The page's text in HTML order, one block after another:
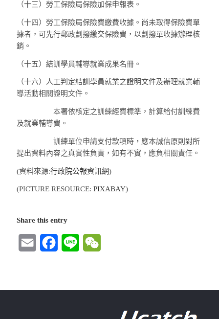
（十三） 勞工保險局保險加保申報表。
（十四） 勞工保險局保險費繳費收據。尚未取得保險費單
據者，可先行郵政劃撥繳交保險費，以劃撥單收據辦理核
銷。
（十五） 結訓學員輔導就業成果名冊。
（十六） 人工判定結訓學員就業之證明文件及辦理就業輔
導活動相關證明文件。
本署依核定之訓練經費標準，計算給付訓練費
及就業輔導費。
訓練單位申請支付款項時，應本誠信原則對所
提出資料內容之真實性負責，如有不實，應負相關責任。
(資料來源:行政院公報資訊網)
(PICTURE RESOURCE: PIXABAY)
Share this entry
Email FacebookLine